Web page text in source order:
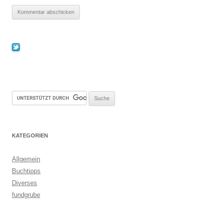
KATEGORIEN
Allgemein
Buchtipps
Diverses
fundgrube